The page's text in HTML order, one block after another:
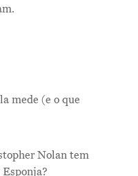
mede (e o que
Nolan tem